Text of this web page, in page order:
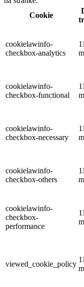
Cookie
cookielawinfo-
checkbox-analytics
11
cookielawinfo-
checkbox-functional
11
cookielawinfo-
checkbox-necessary
11
cookielawinfo-
checkbox-others
11
cookielawinfo-
checkbox-
performance
11
viewed_cookie_policy
11